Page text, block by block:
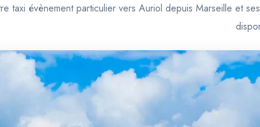
taxi évènement particulier vers Auriol depuis Marseille et